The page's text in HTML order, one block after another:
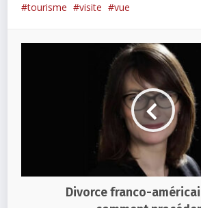
tourisme
visite vue
Divorce franco-